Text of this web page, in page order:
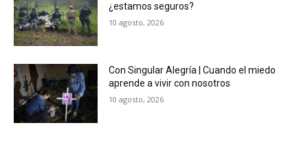
¿estamos seguros?
10 agosto, 2026
Con Singular Alegría | Cuando el miedo
aprende a vivir con nosotros
10 agosto, 2026